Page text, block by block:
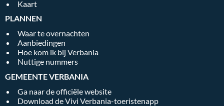
Kaart
PLANNEN
Waar te overnachten
Aanbiedingen
Hoe kom ik bij Verbania
Nuttige nummers
GEMEENTE VERBANIA
Ga naar de officiële website
Download de Vivi Verbania-toeristenapp